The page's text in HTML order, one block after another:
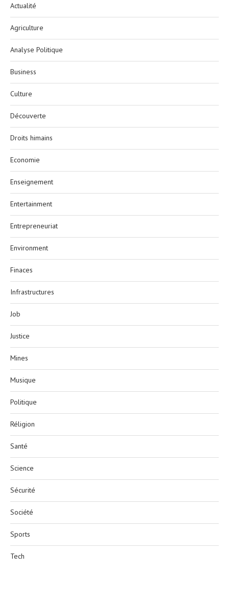
Actualité
Agriculture
Analyse Politique
Business
Culture
Découverte
Droits himains
Economie
Enseignement
Entertainment
Entrepreneuriat
Environment
Finaces
Infrastructures
Job
Justice
Mines
Musique
Politique
Réligion
Santé
Science
Sécurité
Société
Sports
Tech